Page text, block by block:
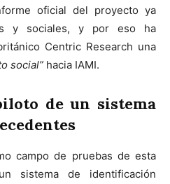
oficial del proyecto ya
y sociales, y por eso ha
Centric Research una
social” hacia IAMI.
de un sistema
campo de pruebas de esta
sistema de identificación